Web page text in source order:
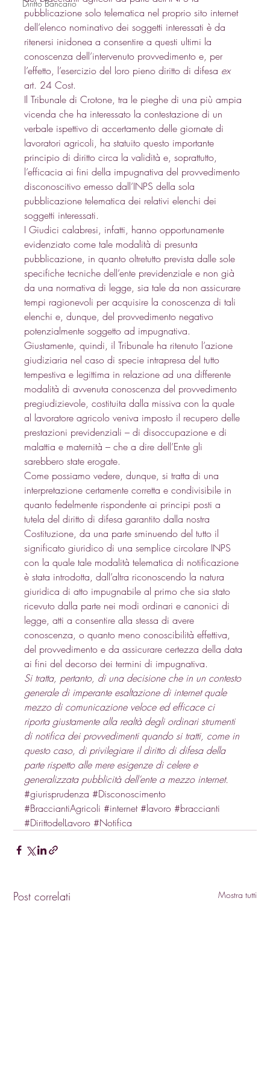
Diritto Bancario
pubblicazione solo telematica nel proprio sito internet
dell’elenco nominativo dei soggetti interessati è da
ritenersi inidonea a consentire a questi ultimi la
conoscenza dell’intervenuto provvedimento e, per
l’effetto, l’esercizio del loro pieno diritto di difesa ex
art. 24 Cost.
Il Tribunale di Crotone, tra le pieghe di una più ampia
vicenda che ha interessato la contestazione di un
verbale ispettivo di accertamento delle giornate di
lavoratori agricoli, ha statuito questo importante
principio di diritto circa la validità e, soprattutto,
l’efficacia ai fini della impugnativa del provvedimento
disconoscitivo emesso dall’INPS della sola
pubblicazione telematica dei relativi elenchi dei
soggetti interessati.
I Giudici calabresi, infatti, hanno opportunamente
evidenziato come tale modalità di presunta
pubblicazione, in quanto oltretutto prevista dalle sole
specifiche tecniche dell’ente previdenziale e non già
da una normativa di legge, sia tale da non assicurare
tempi ragionevoli per acquisire la conoscenza di tali
elenchi e, dunque, del provvedimento negativo
potenzialmente soggetto ad impugnativa.
Giustamente, quindi, il Tribunale ha ritenuto l’azione
giudiziaria nel caso di specie intrapresa del tutto
tempestiva e legittima in relazione ad una differente
modalità di avvenuta conoscenza del provvedimento
pregiudizievole, costituita dalla missiva con la quale
al lavoratore agricolo veniva imposto il recupero delle
prestazioni previdenziali – di disoccupazione e di
malattia e maternità – che a dire dell’Ente gli
sarebbero state erogate.
Come possiamo vedere, dunque, si tratta di una
interpretazione certamente corretta e condivisibile in
quanto fedelmente rispondente ai principi posti a
tutela del diritto di difesa garantito dalla nostra
Costituzione, da una parte sminuendo del tutto il
significato giuridico di una semplice circolare INPS
con la quale tale modalità telematica di notificazione
è stata introdotta, dall’altra riconoscendo la natura
giuridica di atto impugnabile al primo che sia stato
ricevuto dalla parte nei modi ordinari e canonici di
legge, atti a consentire alla stessa di avere
conoscenza, o quanto meno conoscibilità effettiva,
del provvedimento e da assicurare certezza della data
ai fini del decorso dei termini di impugnativa.
Si tratta, pertanto, di una decisione che in un contesto
generale di imperante esaltazione di internet quale
mezzo di comunicazione veloce ed efficace ci
riporta giustamente alla realtà degli ordinari strumenti
di notifica dei provvedimenti quando si tratti, come in
questo caso, di privilegiare il diritto di difesa della
parte rispetto alle mere esigenze di celere e
generalizzata pubblicità dell’ente a mezzo internet.
#giurisprudenza #Disconoscimento
#BracciantiAgricoli #internet #lavoro #braccianti
#DirittodelLavoro #Notifica
Post correlati Mostra tutti